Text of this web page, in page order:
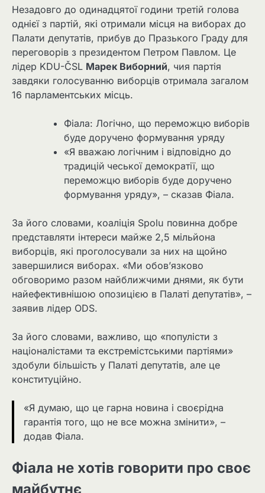
Незадовго до одинадцятої години третій голова
однієї з партій, які отримали місця на виборах до
Палати депутатів, прибув до Празького Граду для
переговорів з президентом Петром Павлом. Це
лідер KDU-ČSL Марек Виборний, чия партія
завдяки голосуванню виборців отримала загалом
16 парламентських місць.
Фіала: Логічно, що переможцю виборів
буде доручено формування уряду
«Я вважаю логічним і відповідно до
традицій чеської демократії, що
переможцю виборів буде доручено
формування уряду», – сказав Фіала.
За його словами, коаліція Spolu повинна добре
представляти інтереси майже 2,5 мільйона
виборців, які проголосували за них на щойно
завершилися виборах. «Ми обов’язково
обговоримо разом найближчими днями, як бути
найефективнішою опозицією в Палаті депутатів», –
заявив лідер ODS.
За його словами, важливо, що «популісти з
націоналістами та екстремістськими партіями»
здобули більшість у Палаті депутатів, але це
конституційно.
«Я думаю, що це гарна новина і своєрідна
гарантія того, що не все можна змінити», –
додав Фіала.
Фіала не хотів говорити про своє
майбутнє